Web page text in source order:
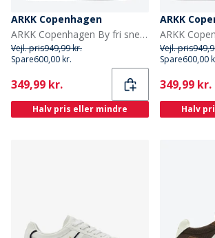
ARKK Copenhagen
ARKK Copenhagen By fri sneakers Dove Cream
Vejl. pris949,99 kr.
Spare600,00 kr.
Current
349,99 kr.
Halv pris eller mindre
ARKK
Vejl. pris
Spare600,00
Current
349,99 kr.
Halv